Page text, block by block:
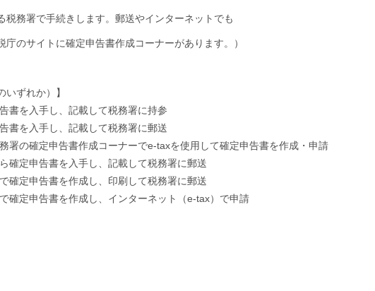
税務署で手続きします。郵送やインターネットでも
庁のサイトに確定申告書作成コーナーがあります。）
いずれか）】
書を入手し、記載して税務署に持参
書を入手し、記載して税務署に郵送
の確定申告書作成コーナーでe-taxを使用して確定申告書を作成・申請
確定申告書を入手し、記載して税務署に郵送
確定申告書を作成し、印刷して税務署に郵送
確定申告書を作成し、インターネット（e-tax）で申請